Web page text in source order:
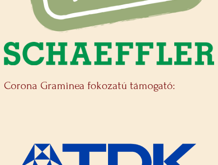
Corona Graminea fokozatú támogató: